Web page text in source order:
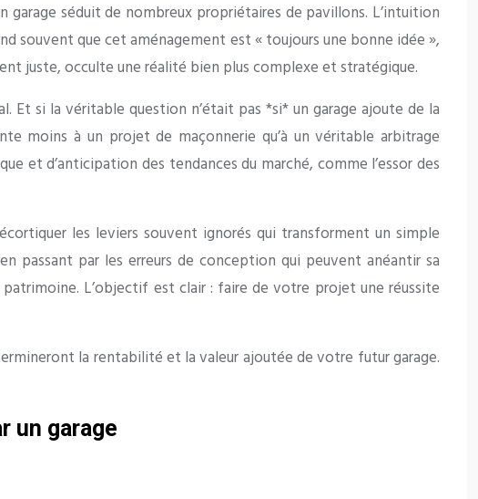
séduit de nombreux propriétaires de pavillons. L’intuition
souvent que cet aménagement est « toujours une bonne idée »,
juste, occulte une réalité bien plus complexe et stratégique.
si la véritable question n’était pas *si* un garage ajoute de la
moins à un projet de maçonnerie qu’à un véritable arbitrage
et d’anticipation des tendances du marché, comme l’essor des
les leviers souvent ignorés qui transforment un simple
passant par les erreurs de conception qui peuvent anéantir sa
L’objectif est clair : faire de votre projet une réussite
la rentabilité et la valeur ajoutée de votre futur garage.
un garage